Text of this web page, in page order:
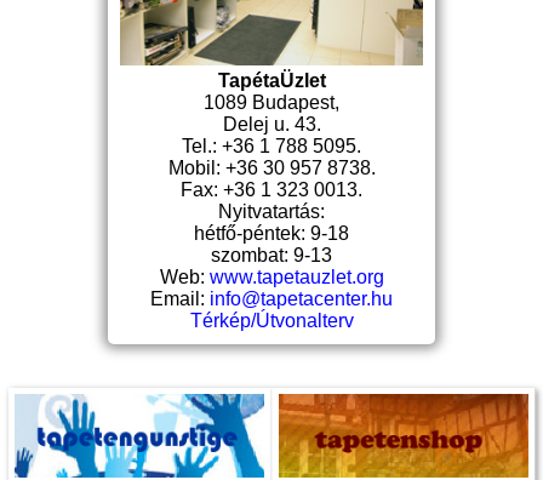
TapétaÜzlet
1089 Budapest,
Delej u. 43.
Tel.: +36 1 788 5095.
Mobil: +36 30 957 8738.
Fax: +36 1 323 0013.
Nyitvatartás:
hétfő-péntek: 9-18
szombat: 9-13
Web: www.tapetauzlet.org
Email: info@tapetacenter.hu
Térkép/Útvonalterv